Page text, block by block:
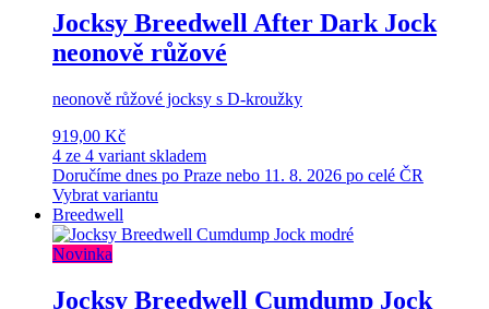
Jocksy Breedwell After Dark Jock
neonově růžové
neonově růžové jocksy s D-kroužky
919,00 Kč
4 ze 4 variant skladem
Doručíme dnes po Praze nebo 11. 8. 2026 po celé ČR
Vybrat variantu
Breedwell
Novinka
Jocksy Breedwell Cumdump Jock